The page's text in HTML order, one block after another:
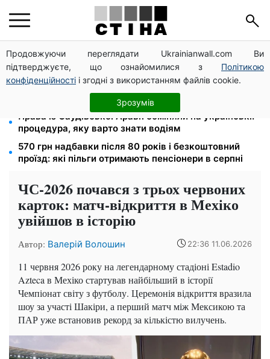
Продовжуючи переглядати Ukrainianwall.com Ви
підтверджуєте, що ознайомилися з Політикою
конфіденційності і згодні з використанням файлів cookie.
Зрозумів
Тарифи на воду злетіли до 91,24 грн/куб, газ може
сягнути 15 грн: комунальні ціни в серпні
Субсидії скасують, пільги на комуналку відкличуть:
ПФУ перевіряє доходи пенсіонерів у серпні
Права із Саудівської Аравії обміняли на українські:
процедура, яку варто знати водіям
570 грн надбавки після 80 років і безкоштовний
проїзд: які пільги отримають пенсіонери в серпні
ЧС-2026 почався з трьох червоних
карток: матч-відкриття в Мехіко
увійшов в історію
Автор: Валерій Волошин 22:36 11.06.2026
11 червня 2026 року на легендарному стадіоні Estadio
Azteca в Мехіко стартував найбільший в історії
Чемпіонат світу з футболу. Церемонія відкриття вразила
шоу за участі Шакіри, а перший матч між Мексикою та
ПАР уже встановив рекорд за кількістю вилучень.